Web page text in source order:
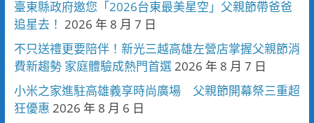
臺東縣政府邀您「2026台東最美星空」父親節帶爸爸
追星去！ 2026 年 8 月 7 日
不只送禮更要陪伴！新光三越高雄左營店掌握父親節消
費新趨勢 家庭體驗成熱門首選 2026 年 8 月 7 日
小米之家進駐高雄義享時尚廣場 父親節開幕祭三重超
狂優惠 2026 年 8 月 6 日